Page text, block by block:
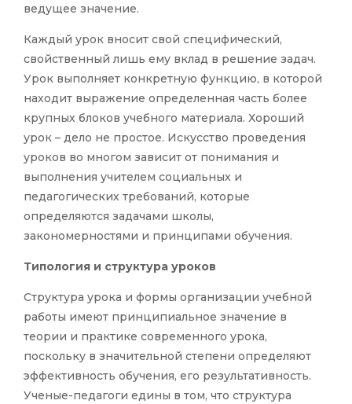
ведущее значение.
Каждый урок вносит свой специфический,
свойственный лишь ему вклад в решение задач.
Урок выполняет конкретную функцию, в которой
находит выражение определенная часть более
крупных блоков учебного материала. Хороший
урок – дело не простое. Искусство проведения
уроков во многом зависит от понимания и
выполнения учителем социальных и
педагогических требований, которые
определяются задачами школы,
закономерностями и принципами обучения.
Типология и структура уроков
Структура урока и формы организации учебной
работы имеют принципиальное значение в
теории и практике современного урока,
поскольку в значительной степени определяют
эффективность обучения, его результативность.
Ученые-педагоги едины в том, что структура